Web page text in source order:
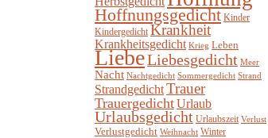
Hoffnungsgedicht Kinder
Kindergedicht Krankheit
Krankheitsgedicht Krieg Leben
LiebeLiebesgedicht Meer
Nacht Nachtgedicht Sommergedicht Strand
StrandgedichtTrauer
TrauergedichtUrlaub
Urlaubsgedicht Urlaubszeit Verlust
Verlustgedicht Weihnacht Winter